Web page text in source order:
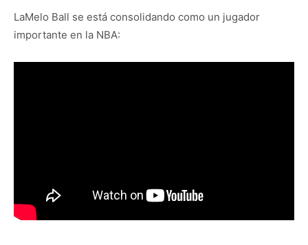
LaMelo Ball se está consolidando como un jugador
importante en la NBA: